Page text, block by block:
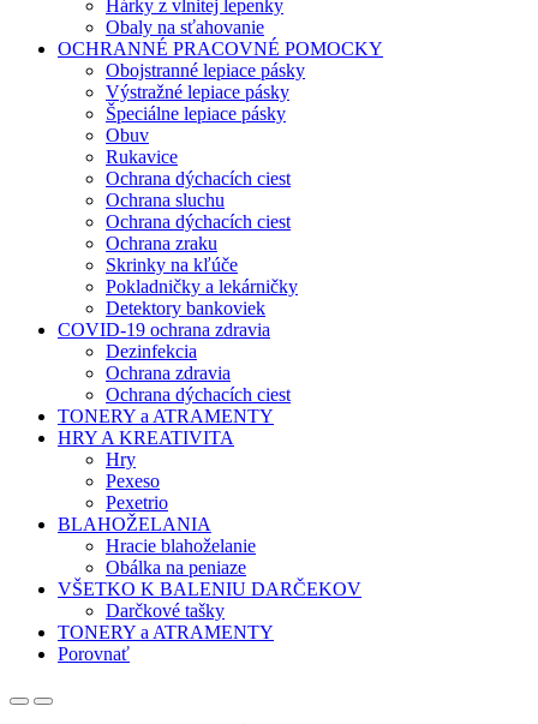
Hárky z vlnitej lepenky
Obaly na sťahovanie
OCHRANNÉ PRACOVNÉ POMOCKY
Obojstranné lepiace pásky
Výstražné lepiace pásky
Špeciálne lepiace pásky
Obuv
Rukavice
Ochrana dýchacích ciest
Ochrana sluchu
Ochrana dýchacích ciest
Ochrana zraku
Skrinky na kľúče
Pokladničky a lekárničky
Detektory bankoviek
COVID-19 ochrana zdravia
Dezinfekcia
Ochrana zdravia
Ochrana dýchacích ciest
TONERY a ATRAMENTY
HRY A KREATIVITA
Hry
Pexeso
Pexetrio
BLAHOŽELANIA
Hracie blahoželanie
Obálka na peniaze
VŠETKO K BALENIU DARČEKOV
Darčkové tašky
TONERY a ATRAMENTY
Porovnať
OpenClose